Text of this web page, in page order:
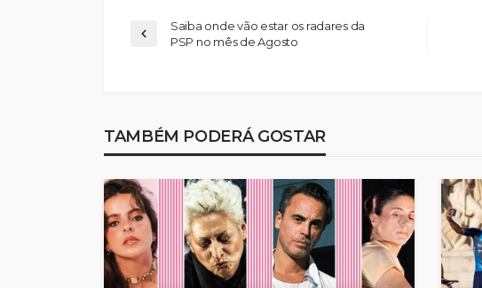
Saiba onde vão estar os radares da
PSP no mês de Agosto
TAMBÉM PODERÁ GOSTAR
Terra de Santa Maria”
Rádio Sintonia 1 dia atrás